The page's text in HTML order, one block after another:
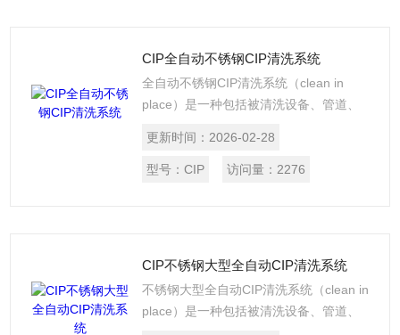
CIP全自动不锈钢CIP清洗系统
全自动不锈钢CIP清洗系统（clean in
place）是一种包括被清洗设备、管道、
方式。CIP清洗机有自动控制和手动监控
两种，能在不拆卸不挪动设备管线的情况
更新时间： 2026-02-28
型号： CIP 访问量： 2276
CIP不锈钢大型全自动CIP清洗系统
不锈钢大型全自动CIP清洗系统（clean in
place）是一种包括被清洗设备、管道、